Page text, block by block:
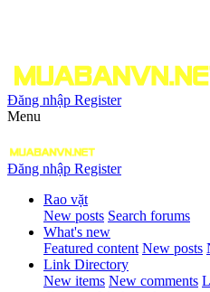
Đăng nhập Register
Menu
Đăng nhập Register
Rao vặt
New posts Search forums
What's new
Featured content New posts
Link Directory
New items New comments